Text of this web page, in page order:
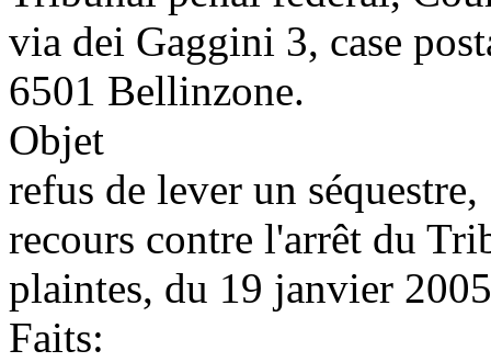
via dei Gaggini 3, case
6501 Bellinzone.
Objet
refus de lever un séquestre,
recours contre l'arrêt du
plaintes, du 19 janvier
Faits: